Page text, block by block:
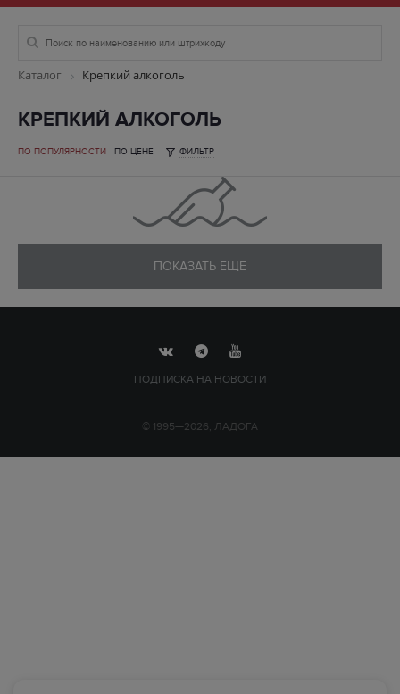
Каталог Крепкий алкоголь
КРЕПКИЙ АЛКОГОЛЬ
ПО ПОПУЛЯРНОСТИ ПО ЦЕНЕ ФИЛЬТР
ПОКАЗАТЬ ЕЩЕ
ПОДПИСКА НА НОВОСТИ
© 1995—2026, ЛАДОГА